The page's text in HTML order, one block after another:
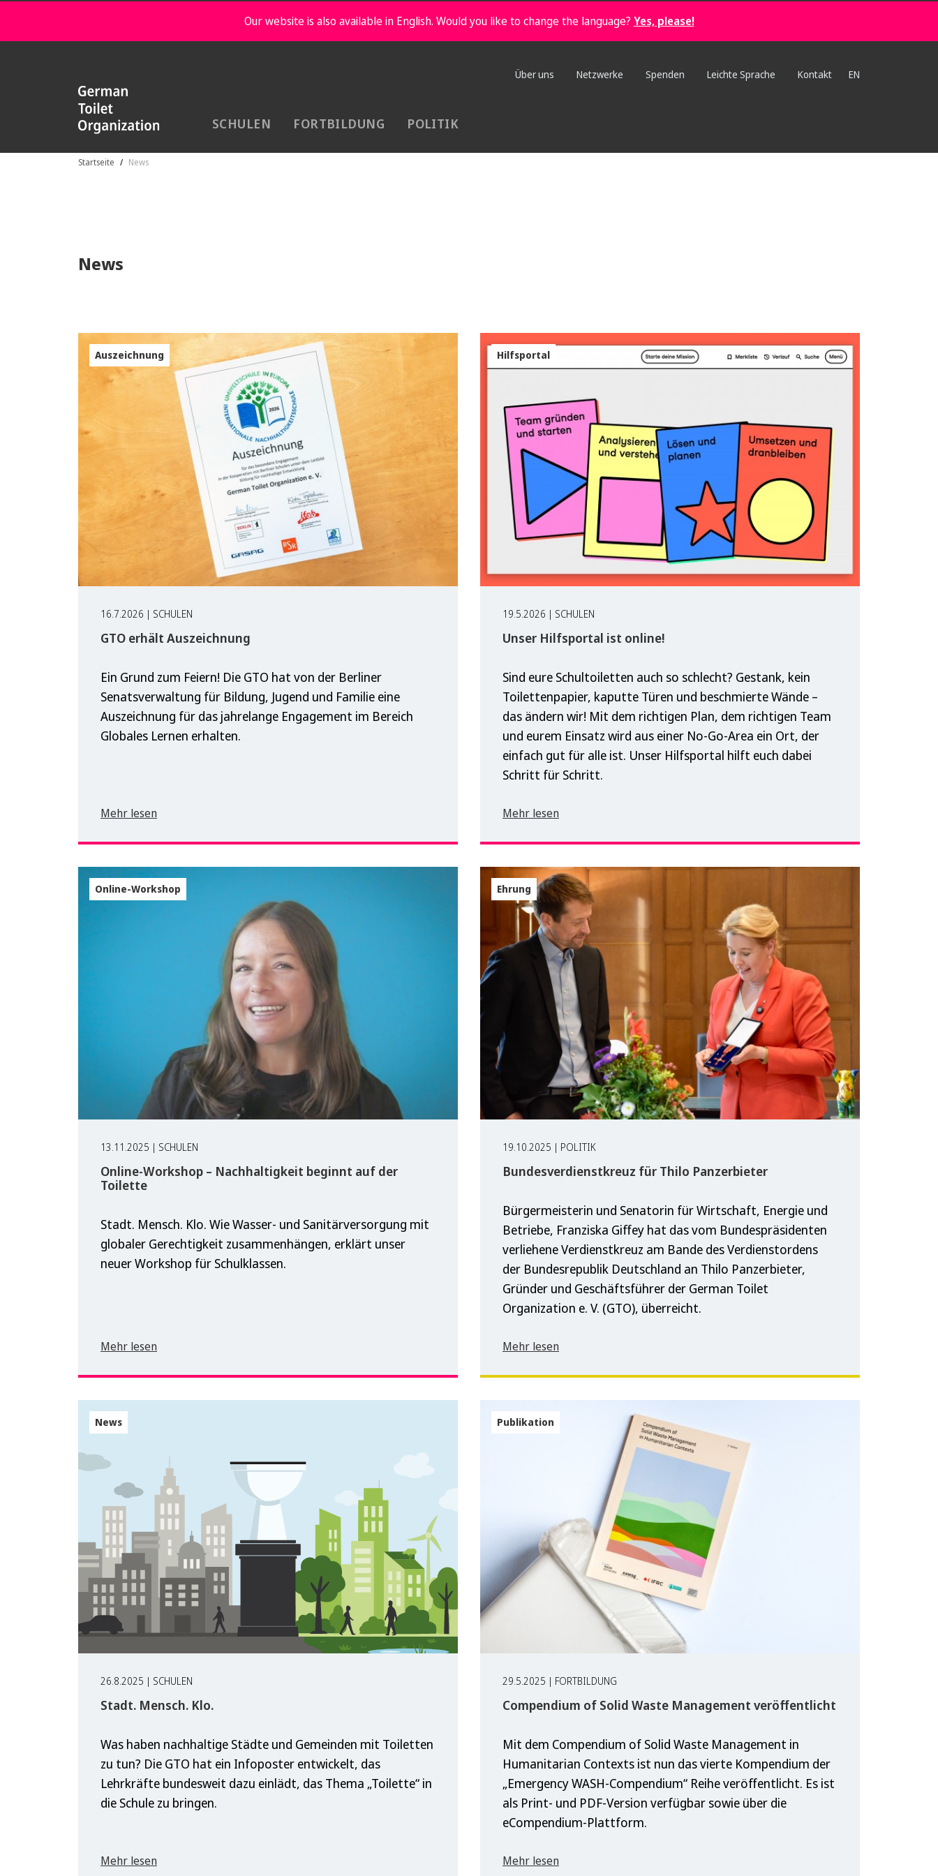
Our website is also available in English. Would you like to change the language? Yes, please!
Über uns Netzwerke Spenden Leichte Sprache Kontakt EN
SCHULEN FORTBILDUNG POLITIK
Startseite News
News
Auszeichnung
16.7.2026 | SCHULEN
GTO erhält Auszeichnung
Ein Grund zum Feiern! Die GTO hat von der Berliner
Senatsverwaltung für Bildung, Jugend und Familie eine
Auszeichnung für das jahrelange Engagement im Bereich
Globales Lernen erhalten.
Mehr lesen
Hilfsportal
19.5.2026 | SCHULEN
Unser Hilfsportal ist online!
Sind eure Schultoiletten auch so schlecht? Gestank, kein
Toilettenpapier, kaputte Türen und beschmierte Wände –
das ändern wir! Mit dem richtigen Plan, dem richtigen Team
und eurem Einsatz wird aus einer No-Go-Area ein Ort, der
einfach gut für alle ist. Unser Hilfsportal hilft euch dabei
Schritt für Schritt.
Mehr lesen
Online-Workshop
13.11.2025 | SCHULEN
Online-Workshop – Nachhaltigkeit beginnt auf der
Toilette
Stadt. Mensch. Klo. Wie Wasser- und Sanitärversorgung mit
globaler Gerechtigkeit zusammenhängen, erklärt unser
neuer Workshop für Schulklassen.
Mehr lesen
Ehrung
19.10.2025 | POLITIK
Bundesverdienstkreuz für Thilo Panzerbieter
Bürgermeisterin und Senatorin für Wirtschaft, Energie und
Betriebe, Franziska Giffey hat das vom Bundespräsidenten
verliehene Verdienstkreuz am Bande des Verdienstordens
der Bundesrepublik Deutschland an Thilo Panzerbieter,
Gründer und Geschäftsführer der German Toilet
Organization e. V. (GTO), überreicht.
Mehr lesen
News
26.8.2025 | SCHULEN
Stadt. Mensch. Klo.
Was haben nachhaltige Städte und Gemeinden mit Toiletten
zu tun? Die GTO hat ein Infoposter entwickelt, das
Lehrkräfte bundesweit dazu einlädt, das Thema „Toilette“ in
die Schule zu bringen.
Mehr lesen
Publikation
29.5.2025 | FORTBILDUNG
Compendium of Solid Waste Management veröffentlicht
Mit dem Compendium of Solid Waste Management in
Humanitarian Contexts ist nun das vierte Kompendium der
„Emergency WASH-Compendium“ Reihe veröffentlicht. Es ist
als Print- und PDF-Version verfügbar sowie über die
eCompendium-Plattform.
Mehr lesen